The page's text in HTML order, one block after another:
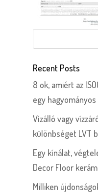
Recent Posts
8 ok, amiért az
egy
Vízálló vagy
különbséget LVT
Egy kínálat,
Decor Floor
Milliken